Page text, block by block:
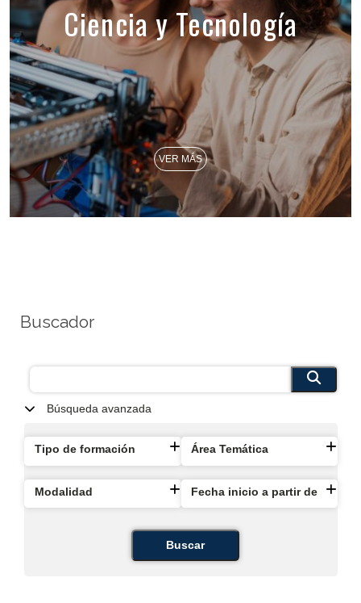
Ciencia y Tecnología
VER MÁS
Buscador
Búsqueda avanzada
Tipo de formación Área Temática
Modalidad Fecha inicio a partir de
Buscar